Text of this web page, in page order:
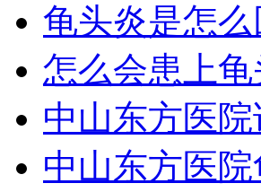
龟头炎是怎
怎么会患上
中山东方医
中山东方医